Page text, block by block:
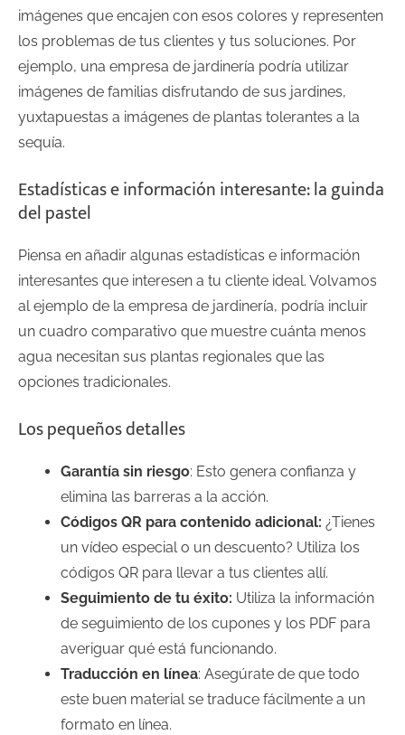
imágenes que encajen con esos colores y representen
los problemas de tus clientes y tus soluciones. Por
ejemplo, una empresa de jardinería podría utilizar
imágenes de familias disfrutando de sus jardines,
yuxtapuestas a imágenes de plantas tolerantes a la
sequía.
Estadísticas e información interesante: la guinda
del pastel
Piensa en añadir algunas estadísticas e información
interesantes que interesen a tu cliente ideal. Volvamos
al ejemplo de la empresa de jardinería, podría incluir
un cuadro comparativo que muestre cuánta menos
agua necesitan sus plantas regionales que las
opciones tradicionales.
Los pequeños detalles
Garantía sin riesgo: Esto genera confianza y
elimina las barreras a la acción.
Códigos QR para contenido adicional: ¿Tienes
un vídeo especial o un descuento? Utiliza los
códigos QR para llevar a tus clientes allí.
Seguimiento de tu éxito: Utiliza la información
de seguimiento de los cupones y los PDF para
averiguar qué está funcionando.
Traducción en línea: Asegúrate de que todo
este buen material se traduce fácilmente a un
formato en línea.